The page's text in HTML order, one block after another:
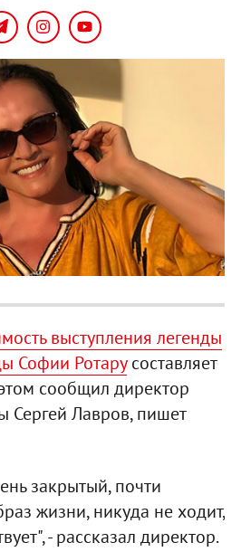
выступления легенды
Софии Ротарусоставляет
сообщил директор
Сергей Лавров, пишет
закрытый, почти
жизни, никуда не ходит,
- рассказал директор.